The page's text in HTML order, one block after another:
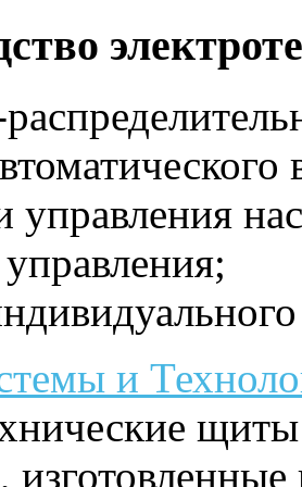
управления
и